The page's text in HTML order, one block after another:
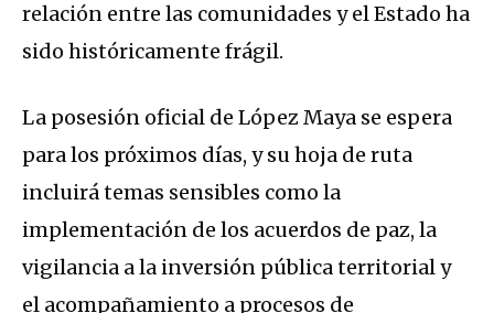
relación entre las comunidades y el Estado ha
sido históricamente frágil.
La posesión oficial de López Maya se espera
para los próximos días, y su hoja de ruta
incluirá temas sensibles como la
implementación de los acuerdos de paz, la
vigilancia a la inversión pública territorial y
el acompañamiento a procesos de